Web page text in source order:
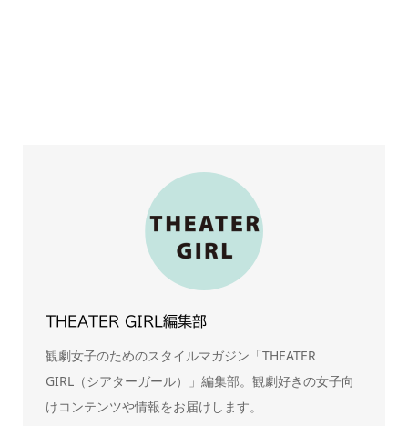
THEATER GIRL編集部
観劇女子のためのスタイルマガジン「THEATER
GIRL（シアターガール）」編集部。観劇好きの女子向
けコンテンツや情報をお届けします。